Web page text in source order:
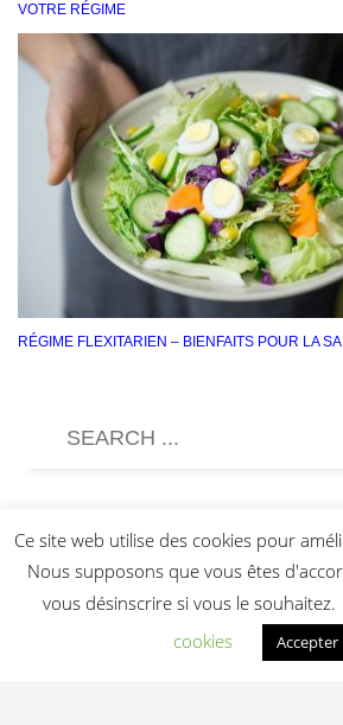
VOTRE RÉGIME
RÉGIME FLEXITARIEN – BIENFAITS POUR LA
Ce site web utilise des cookies pour
Nous supposons que vous êtes
vous désinscrire si vous le souhaitez.
cookies
Accepter